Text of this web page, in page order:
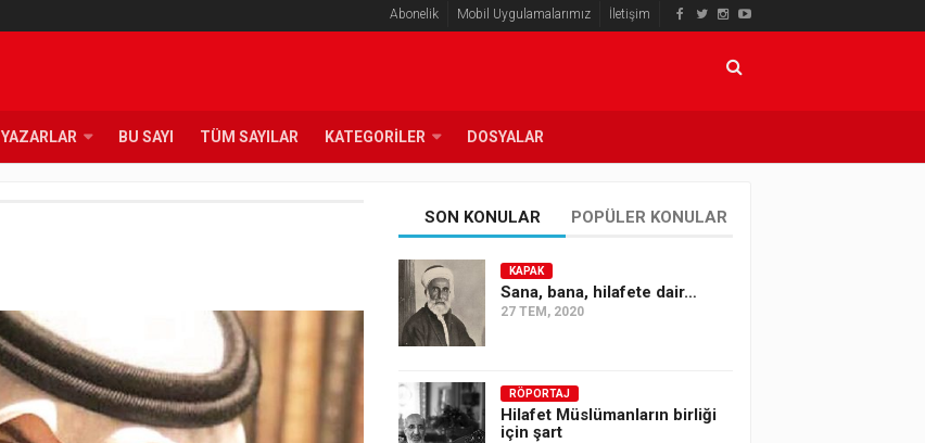
Abonelik Mobil Uygulamalarımız İletişim
YAZARLAR BU SAYI TÜM SAYILAR KATEGORILER DOSYALAR
SON KONULAR POPÜLER KONULAR
KAPAK
Sana, bana, hilafete dair…
27 TEM, 2020
RÖPORTAJ
Hilafet Müslümanların birliği
için şart